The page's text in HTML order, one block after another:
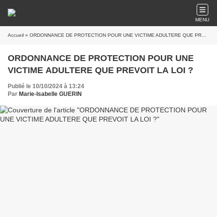
MENU
Accueil » ORDONNANCE DE PROTECTION POUR UNE VICTIME ADULTERE QUE PREVOIT LA LOI ?
ORDONNANCE DE PROTECTION POUR UNE
VICTIME ADULTERE QUE PREVOIT LA LOI ?
Publié le 10/10/2024 à 13:24
Par Marie-Isabelle GUERIN